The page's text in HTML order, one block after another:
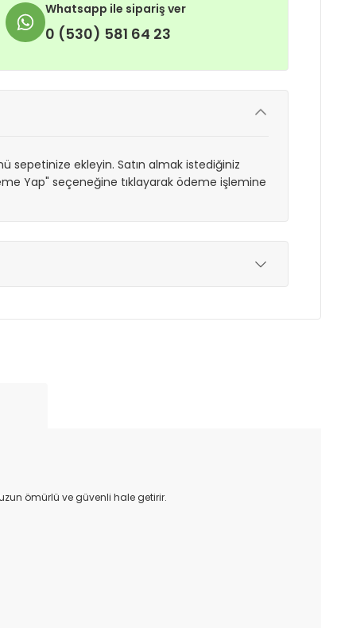
Whatsapp ile sipariş ver
0 (530) 581 64 23
sepetinize ekleyin. Satın almak istediğiniz
Yap" seçeneğine tıklayarak ödeme işlemine
ömürlü ve güvenli hale getirir.